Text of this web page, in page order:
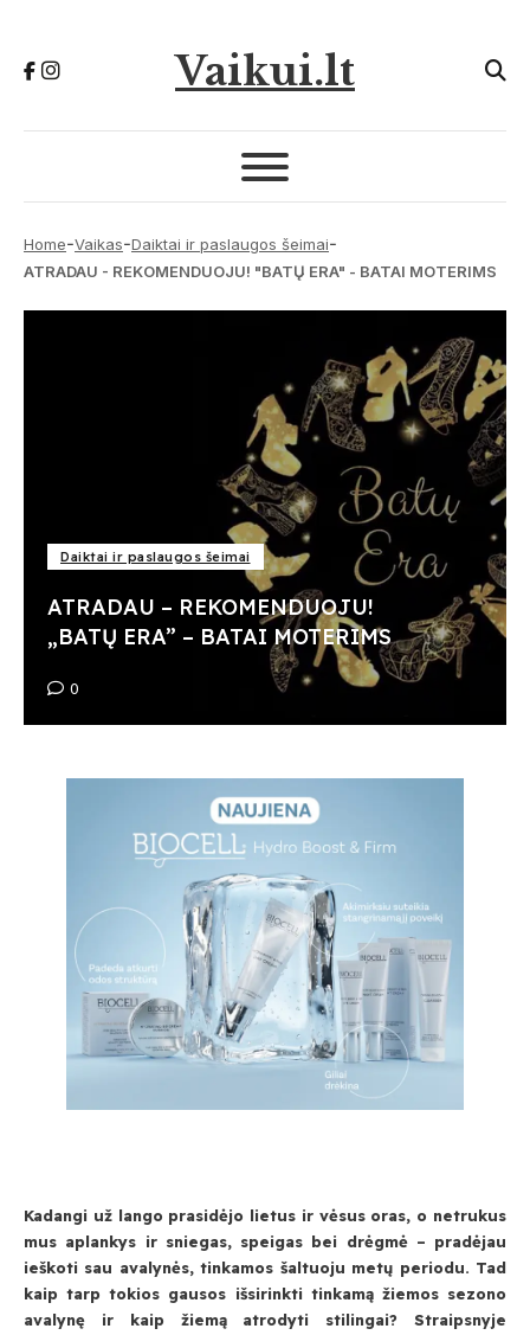
Vaikui.lt
Home-Vaikas-Daiktai ir paslaugos šeimai-
ATRADAU - REKOMENDUOJU! "BATŲ ERA" - BATAI MOTERIMS
Daiktai ir paslaugos šeimai
ATRADAU – REKOMENDUOJU!
„BATŲ ERA” – BATAI MOTERIMS
0
Kadangi už lango prasidėjo lietus ir vėsus oras, o netrukus
mus aplankys ir sniegas, speigas bei drėgmė – pradėjau
ieškoti sau avalynės, tinkamos šaltuoju metų periodu. Tad
kaip tarp tokios gausos išsirinkti tinkamą žiemos sezono
avalynę ir kaip žiemą atrodyti stilingai? Straipsnyje